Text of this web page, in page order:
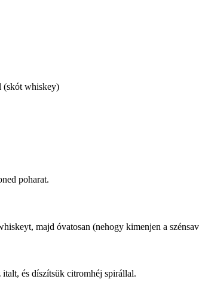
(skót whiskey)
poharat.
majd óvatosan (nehogy kimenjen a
és díszítsük citromhéj spirállal.